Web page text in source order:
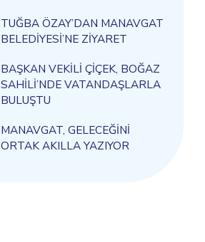
TUĞBA ÖZAY’DAN MANAVGAT
BELEDİYESİ’NE ZİYARET
BAŞKAN VEKİLİ ÇİÇEK, BOĞAZ
SAHİLİ’NDE VATANDAŞLARLA
BULUŞTU
MANAVGAT, GELECEĞİNİ
ORTAK AKILLA YAZIYOR